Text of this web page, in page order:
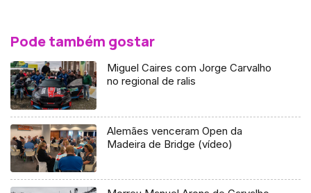
Pode também gostar
Miguel Caires com Jorge Carvalho
no regional de ralis
Alemães venceram Open da
Madeira de Bridge (vídeo)